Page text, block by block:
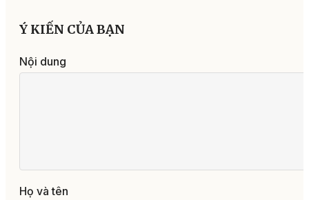
Ý KIẾN CỦA BẠN
Nội dung
Họ và tên